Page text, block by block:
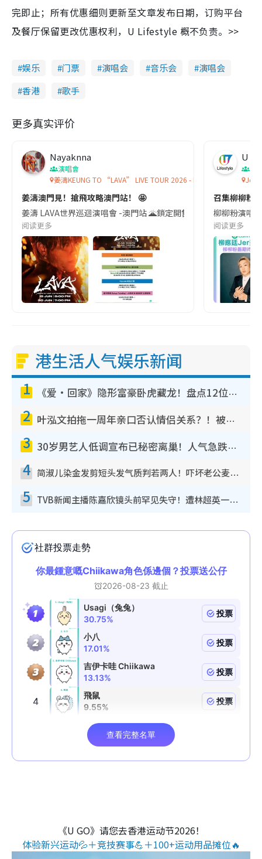
完即止；所有优惠细则更新至文章发布日期，订购平台
及餐厅保留更改优惠权利，U Lifestyle 概不负责。>>
娱乐 门票 演唱会 音乐会
演唱会
香港
歌手
更多真实评价
Nayaknna
演唱會
姜濤KEUNG TO “LAVA” LIVE TOUR 2026 - MACAU
姜濤澳門見！搶飛攻略澳門站！ 🤩
姜濤 LAVA世界巡迴演唱會 -澳門站 🌋鎖定開售時間|《LAVA》
阅读更多
U
Jer
召集柳柳粉
柳柳粉演唱
阅读更多
港生活人气娱乐新闻
1 《爱·回家》隐形富豪卧虎藏龙！盘点12位财气逼人的有钱艺人：这位美女3亿身家不愁做
2 叶泓文拍拖一周年亲口否认情侣关系？！被质疑感情造假竟称GM“普通同事”
3 30岁男艺人低调宣布已秘密离巢！人气急跌变失踪人口：“这几年过得并不容易”
4 简淑儿染金发剪短头发气质判若两人！吓坏老公麦大力都认不出：“你做什么？”
5 TVB新闻主播陈嘉欣镜头前罕见失守！遭林超英一句话突袭吓坏当场大笑
《U GO》请您去香港运动节2026！
体验新兴运动💦＋竞技赛事💪＋100+运动用品摊位🔥